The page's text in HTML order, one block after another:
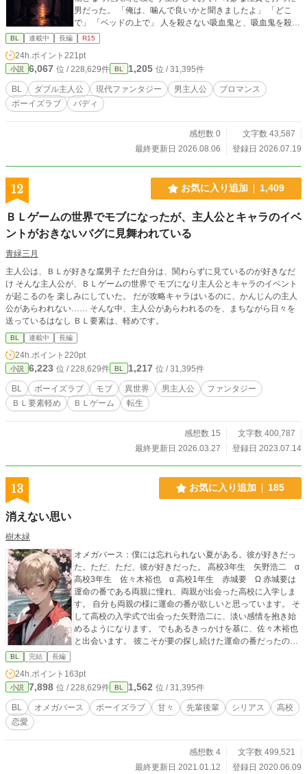
男だった。 「俺は、噛んで良いかと聞きましたよ」 「どこ
で」 「ベッドの上で」 人を殺さない吸血鬼と、吸血鬼を殺し
たいハンター。 陽は沈み、短い夜が始まった。 ------------------
-------------------- 毎日更新予定。全二十一話+番外編三話。 完
結分まで予約投稿済。 一話あたり2000字前後を目安に執筆し
ております。 露骨な性的描写はありませんが、接吻・首から
の吸血等の描写を含みます。苦手な方はご注意ください。
BL 連載中 長編 R15
24h.ポイント 221pt
小説 6,067 位 / 228,629件 BL 1,205 位 / 31,395件
BL ダブル主人公 現代ファンタジー 男主人公
ブロマンス
ボーイズラブ
バディ
感想数 0
文字数 43,587
最終更新日 2026.08.06
登録日 2026.07.19
12 お気に入り追加 1,409
ＢＬゲームの世界でモブになったが、主人公とキャラのイベ
ントがおきないバグに見舞われている
青緑三月
主人公は、ＢＬが好きな腐男子 ただ自分は、関わらずに見ているのが好きなだ
け そんな主人公が、ＢＬゲームの世界で モブになり主人公とキャラのイベント
が起こるのを 楽しみにしていた。 だが攻略キャラはいるのに、かんじんの主人
公があらわれない…… そんな中、主人公があらわれるのを、まちながら日々を
送っているはなし ＢＬ要素は、軽めです。
BL 連載中 長編
24h.ポイント 220pt
小説 6,223 位 / 228,629件 BL 1,217 位 / 31,395件
BL ボーイズラブ モブ 異世界 男主人公
ファンタジー
ＢＬ要素軽め
ＢＬゲーム 転生
感想数 15
文字数 400,787
最終更新日 2026.03.27
登録日 2023.07.14
13 お気に入り追加 185
消えない思い
樹木緑
オメガバース：僕には忘れられない夏がある。彼が好きだっ
た。ただ、ただ、彼が好きだった。 高校3年生 矢野浩二 α
高校3年生 佐々木裕也 α 高校1年生 赤城要 Ω 赤城要は
運命の番である両親に憧れ、両親が出会った高校に入学しま
す。 自分も両親の様に運命の番が欲しいと思っています。 そ
して高校の入学式で出会った矢野浩二に、淡い感情を抱き始
めるようになります。 でもあるきっかけを基に、佐々木裕也
と出会います。 彼こそが要の探し続けた運命の番だったので
BL 完結 長編
24h.ポイント 163pt
小説 7,898 位 / 228,629件 BL 1,562 位 / 31,395件
BL オメガバース ボーイズラブ 甘々 先輩後輩 シリアス
高校
恋愛
感想数 4
文字数 499,521
最終更新日 2021.01.12
登録日 2020.06.09